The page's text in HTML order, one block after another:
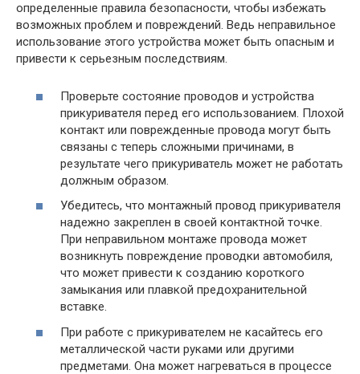
определенные правила безопасности, чтобы избежать
возможных проблем и повреждений. Ведь неправильное
использование этого устройства может быть опасным и
привести к серьезным последствиям.
Проверьте состояние проводов и устройства
прикуривателя перед его использованием. Плохой
контакт или поврежденные провода могут быть
связаны с теперь сложными причинами, в
результате чего прикуриватель может не работать
должным образом.
Убедитесь, что монтажный провод прикуривателя
надежно закреплен в своей контактной точке.
При неправильном монтаже провода может
возникнуть повреждение проводки автомобиля,
что может привести к созданию короткого
замыкания или плавкой предохранительной
вставке.
При работе с прикуривателем не касайтесь его
металлической части руками или другими
предметами. Она может нагреваться в процессе